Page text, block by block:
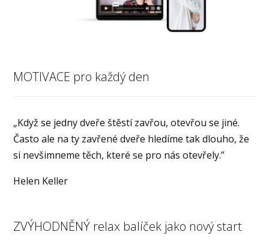
MOTIVACE pro každý den
„Když se jedny dveře štěstí zavřou, otevřou se jiné.
Často ale na ty zavřené dveře hledíme tak dlouho, že
si nevšimneme těch, které se pro nás otevřely.”
Helen Keller
ZVÝHODNĚNÝ relax balíček jako nový start